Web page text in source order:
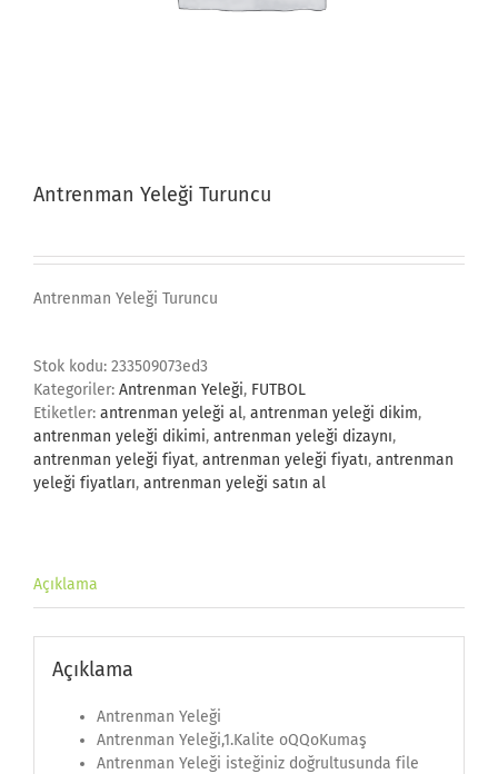
Antrenman Yeleği Turuncu
Antrenman Yeleği Turuncu
Stok kodu: 233509073ed3
Kategoriler: Antrenman Yeleği, FUTBOL
Etiketler: antrenman yeleği al, antrenman yeleği dikim,
antrenman yeleği dikimi, antrenman yeleği dizaynı,
antrenman yeleği fiyat, antrenman yeleği fiyatı, antrenman
yeleği fiyatları, antrenman yeleği satın al
Açıklama
Açıklama
Antrenman Yeleği
Antrenman Yeleği,1.Kalite oQQoKumaş
Antrenman Yeleği isteğiniz doğrultusunda file